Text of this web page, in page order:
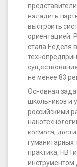
наладить
выстроить
ориентацией.
стала Неделя
не менее 83
Основная
школьников и
российскими
космоса,
гуманитарных
практика,
инструментом